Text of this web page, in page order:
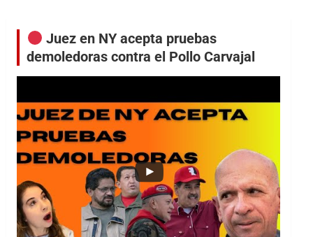
Juez en NY acepta pruebas
demoledoras contra el Pollo Carvajal